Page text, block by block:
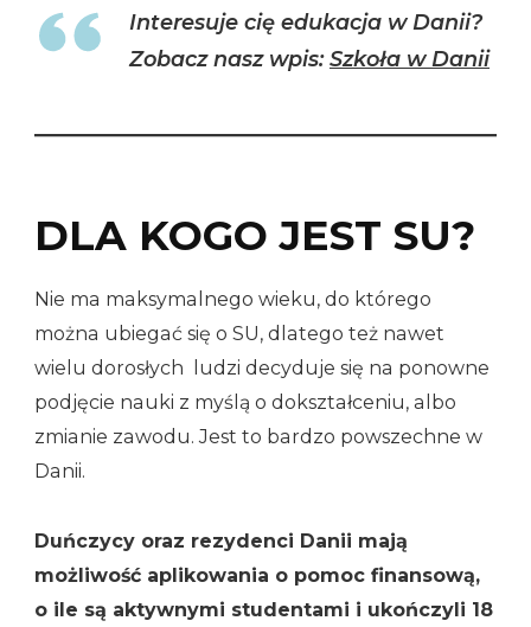
Interesuje cię edukacja w Danii?
Zobacz nasz wpis:Szkoła w Danii
DLA KOGO JEST SU?
Nie ma maksymalnego wieku, do którego
można ubiegać się o SU, dlatego też nawet
wielu dorosłych ludzi decyduje się na ponowne
podjęcie nauki z myślą o dokształceniu, albo
zmianie zawodu. Jest to bardzo powszechne w
Danii.
Duńczycy oraz rezydenci Danii mają
możliwość aplikowania o pomoc finansową,
o ile są aktywnymi studentami i ukończyli 18